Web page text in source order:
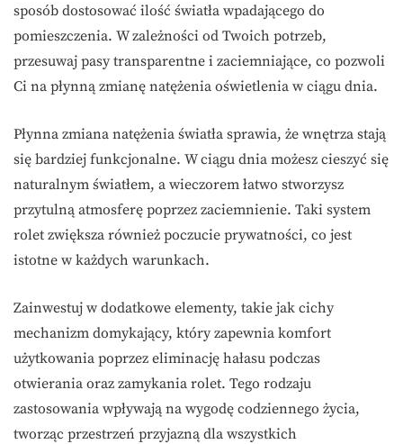
sposób dostosować ilość światła wpadającego do
pomieszczenia. W zależności od Twoich potrzeb,
przesuwaj pasy transparentne i zaciemniające, co pozwoli
Ci na płynną zmianę natężenia oświetlenia w ciągu dnia.
Płynna zmiana natężenia światła sprawia, że wnętrza stają
się bardziej funkcjonalne. W ciągu dnia możesz cieszyć się
naturalnym światłem, a wieczorem łatwo stworzysz
przytulną atmosferę poprzez zaciemnienie. Taki system
rolet zwiększa również poczucie prywatności, co jest
istotne w każdych warunkach.
Zainwestuj w dodatkowe elementy, takie jak cichy
mechanizm domykający, który zapewnia komfort
użytkowania poprzez eliminację hałasu podczas
otwierania oraz zamykania rolet. Tego rodzaju
zastosowania wpływają na wygodę codziennego życia,
tworząc przestrzeń przyjazną dla wszystkich